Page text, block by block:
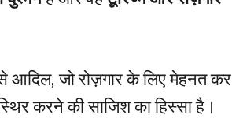
आदिल, जो रोज़गार के लिए मेहनत कर
करने की साजिश का हिस्सा है।